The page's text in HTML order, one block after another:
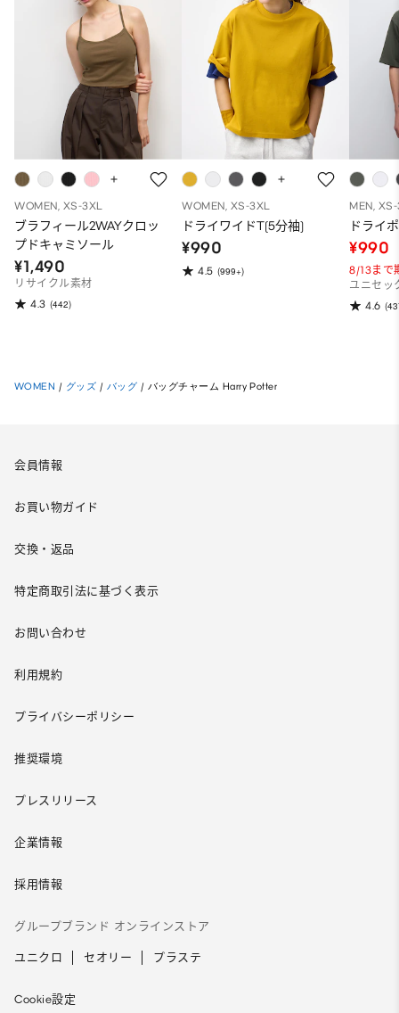
WOMEN, XS-3XL
ブラフィール2WAYクロッ
プドキャミソール
¥1,490
リサイクル素材
4.3 (442)
WOMEN, XS-3XL
ドライワイドT(5分袖)
¥990
4.5 (999+)
MEN,
ドライ
¥990
8/13まで
ユニセッ
4.6
WOMEN / グッズ / バッグ / バッグチャーム Harry Potter
会員情報
お買い物ガイド
交換・返品
特定商取引法に基づく表示
お問い合わせ
利用規約
プライバシーポリシー
推奨環境
プレスリリース
企業情報
採用情報
グループブランド オンラインストア
ユニクロ セオリー プラステ
Cookie設定